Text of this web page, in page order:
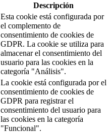
Descripción
Esta cookie está configurada por
el complemento de
consentimiento de cookies de
GDPR. La cookie se utiliza para
almacenar el consentimiento del
usuario para las cookies en la
categoría "Análisis".
La cookie está configurada por el
consentimiento de cookies de
GDPR para registrar el
consentimiento del usuario para
las cookies en la categoría
"Funcional".